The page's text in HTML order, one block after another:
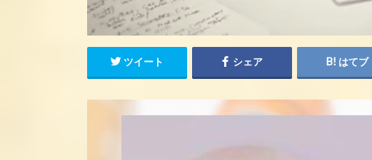
ツイート シェア はてブ